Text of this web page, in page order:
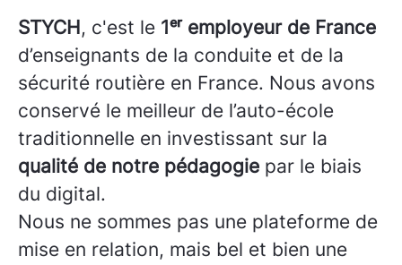
STYCH, c'est le 1ᵉʳ employeur de France
d’enseignants de la conduite et de la
sécurité routière en France. Nous avons
conservé le meilleur de l’auto-école
traditionnelle en investissant sur la
qualité de notre pédagogie par le biais
du digital.
Nous ne sommes pas une plateforme de
mise en relation, mais bel et bien une